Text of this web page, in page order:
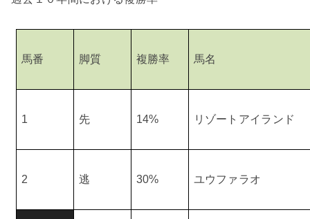
馬番 脚質 複勝率 馬名
1 先 14% リゾートアイランド
2 逃 30% ユウファラオ